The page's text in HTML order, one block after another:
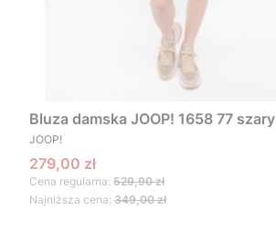
Bluza damska JOOP! 1658 77 szary
PRODUCENT
JOOP!
Cena promocyjna
279,00 zł
Cena regularna: 529,90 zł
Najniższa cena: 349,00 zł